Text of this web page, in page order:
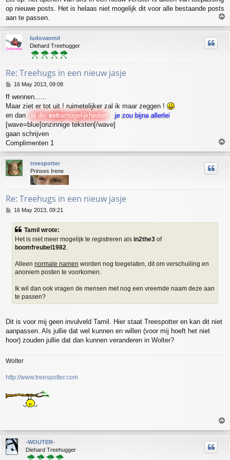
op nieuwe posts. Het is helaas niet mogelijk dit voor alle bestaande posts
aan te passen.
o
p
ludovanmil
Diehard Treehugger
Re: Treehugs in een nieuw jasje
P
s
t
16 May 2013, 09:08
ff wennen......
Maar ziet er tot uit ! ruimetelijker zal ik maar zeggen !
en dan
al die extramogelijkheden
je zou bijna allerlei
[wave=blue]onzinnige teksten[/wave]
gaan schrijven
Complimenten 1
o
p
treespotter
Prinses Irene
Re: Treehugs in een nieuw jasje
P
s
16 May 2013, 09:21
Tamil wrote:
Het is niet meer mogelijk te registreren als in2the3 of
boomfreubel1982.
Alleen normale namen worden nog toegelaten, dit om verschuiling en
anoniem posten te voorkomen.
Ik wil dan ook vragen de mensen met nog een vreemde naam deze aan
te passen?
Dit is voor mij geen invulveld Tamil. Hier staat Treespotter en kan dit niet
aanpassen. Als jullie dat wel kunnen en willen (voor mij hoeft het niet
hoor) zouden jullie dat dan kunnen veranderen in Wolter?
Wolter
http://www.treespotter.com
p
-WOUTER-
Diehard Treehugger